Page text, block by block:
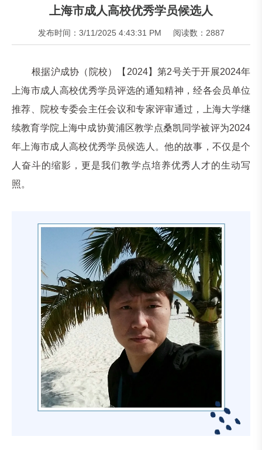
上海市成人高校优秀学员候选人
发布时间：3/11/2025 4:43:31 PM 阅读数：2887
根据沪成协（院校）【2024】第2号关于开展2024年
上海市成人高校优秀学员评选的通知精神，经各会员单位
推荐、院校专委会主任会议和专家评审通过，上海大学继
续教育学院上海中成协黄浦区教学点桑凯同学被评为2024
年上海市成人高校优秀学员候选人。他的故事，不仅是个
人奋斗的缩影，更是我们教学点培养优秀人才的生动写
照。